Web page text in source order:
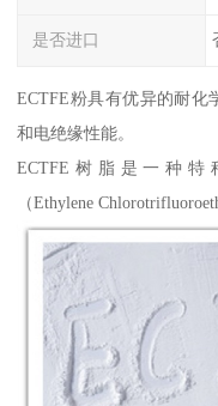
是否进口
ECTFE粉具有优异的耐化
和电绝缘性能。
ECTFE树脂是一种
（Ethylene